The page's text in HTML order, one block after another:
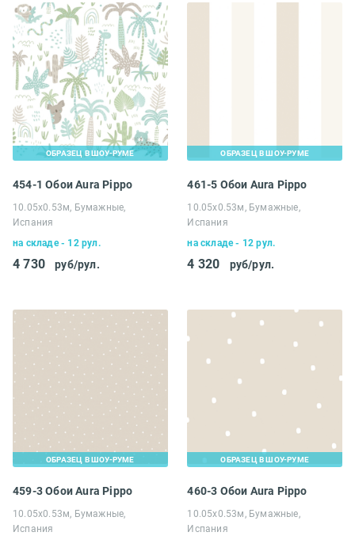
ОБРАЗЕЦ В ШОУ-РУМЕ
454-1 Обои Aura Pippo
10.05х0.53м, Бумажные,
Испания
на складе - 12 рул.
4 730 руб/рул.
ОБРАЗЕЦ В ШОУ-РУМЕ
461-5 Обои Aura Pippo
10.05х0.53м, Бумажные,
Испания
на складе - 12 рул.
4 320 руб/рул.
ОБРАЗЕЦ В ШОУ-РУМЕ
459-3 Обои Aura Pippo
10.05х0.53м, Бумажные,
Испания
ОБРАЗЕЦ В ШОУ-РУМЕ
460-3 Обои Aura Pippo
10.05х0.53м, Бумажные,
Испания